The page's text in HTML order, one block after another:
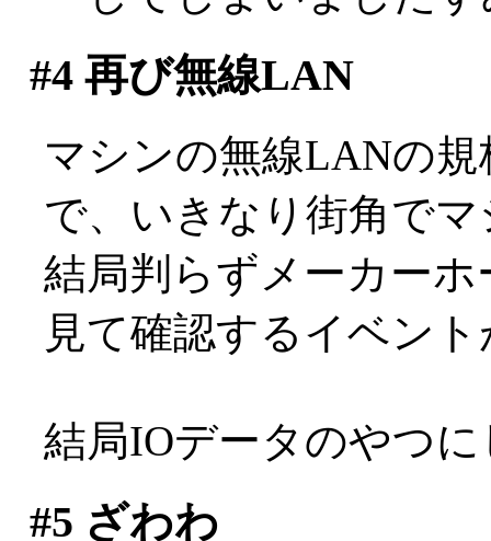
#4再び無線LAN
マシンの無線LANの
で、いきなり街角で
結局判らずメーカー
見て確認するイベント
結局IOデータのやつ
#5 ざわわ